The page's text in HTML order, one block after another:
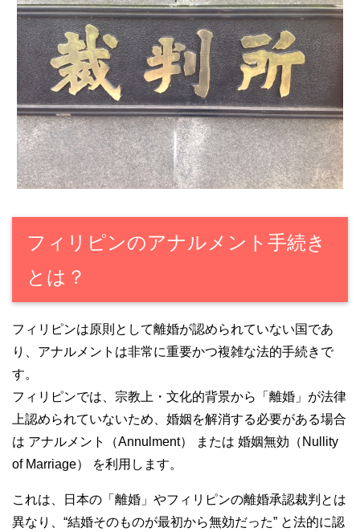
フィリピンのアナルメント手続き
とは？
フィリピンは原則として離婚が認められていない国であ
り、アナルメントは非常に重要かつ複雑な法的手続きで
す。
フィリピンでは、宗教上・文化的背景から「離婚」が法律
上認められていないため、婚姻を解消する必要がある場合
は アナルメント（Annulment） または 婚姻無効（Nullity
of Marriage） を利用します。
これは、日本の「離婚」やフィリピンの離婚承認裁判とは
異なり、“結婚そのものが最初から無効だった” と法的に認